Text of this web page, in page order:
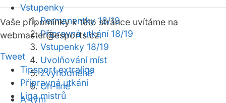
Vstupenky
Permanentky 18/19
Přípravná utkání 18/19
Vstupenky 18/19
Uvolňování míst
Zvýhodněné
On-line
A-tým
Vaše připomínky k této stránce uvítáme na
webmaster@esports.cz.
Tweet
Tipsport extraliga
Přípravná utkání
Liga mistrů